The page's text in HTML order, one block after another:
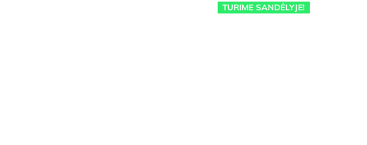
TURIME SANDĖLYJE!